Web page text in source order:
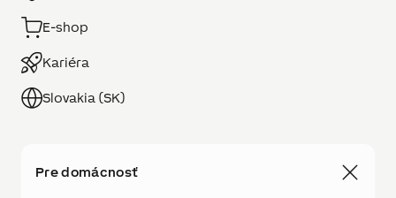
E-shop
Kariéra
Slovakia (SK)
Pre domácnosť